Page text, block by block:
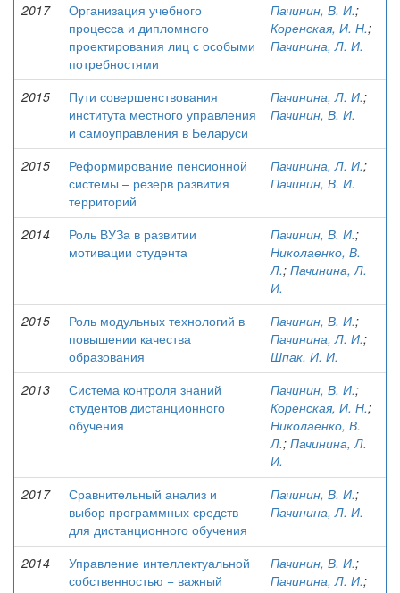
2017
Организация учебного
процесса и дипломного
проектирования лиц с особыми
потребностями
Пачинин, В. И.;
Коренская, И. Н.;
Пачинина, Л. И.
2015
Пути совершенствования
института местного управления
и самоуправления в Беларуси
Пачинина, Л. И.;
Пачинин, В. И.
2015
Реформирование пенсионной
системы – резерв развития
территорий
Пачинина, Л. И.;
Пачинин, В. И.
2014
Роль ВУЗа в развитии
мотивации студента
Пачинин, В. И.;
Николаенко, В.
Л.; Пачинина, Л.
И.
2015
Роль модульных технологий в
повышении качества
образования
Пачинин, В. И.;
Пачинина, Л. И.;
Шпак, И. И.
2013
Система контроля знаний
студентов дистанционного
обучения
Пачинин, В. И.;
Коренская, И. Н.;
Николаенко, В.
Л.; Пачинина, Л.
И.
2017
Сравнительный анализ и
выбор программных средств
для дистанционного обучения
Пачинин, В. И.;
Пачинина, Л. И.
2014
Управление интеллектуальной
собственностью − важный
Пачинин, В. И.;
Пачинина, Л. И.;